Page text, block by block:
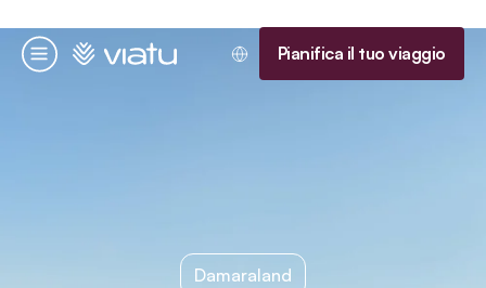
Menu
Homepage Pianifica il tuo viaggio
Damaraland